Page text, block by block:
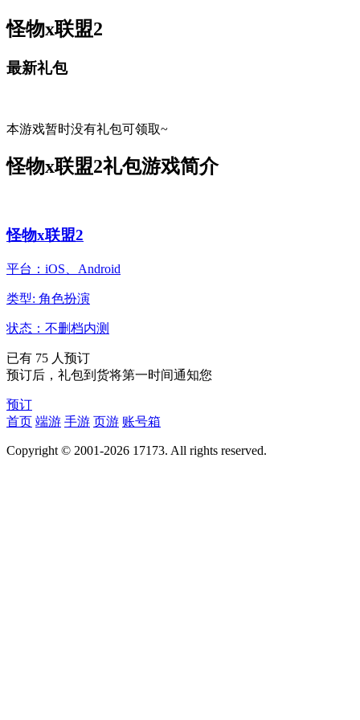
怪物x联盟2
最新礼包
本游戏暂时没有礼包可领取~
怪物x联盟2礼包游戏简介
怪物x联盟2
平台：iOS、Android
类型: 角色扮演
状态：不删档内测
已有 75 人预订
预订后，礼包到货将第一时间通知您
预订
首页 端游 手游 页游 账号箱
Copyright © 2001-2026 17173. All rights reserved.